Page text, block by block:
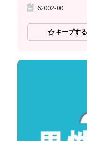
62002-00
キープする